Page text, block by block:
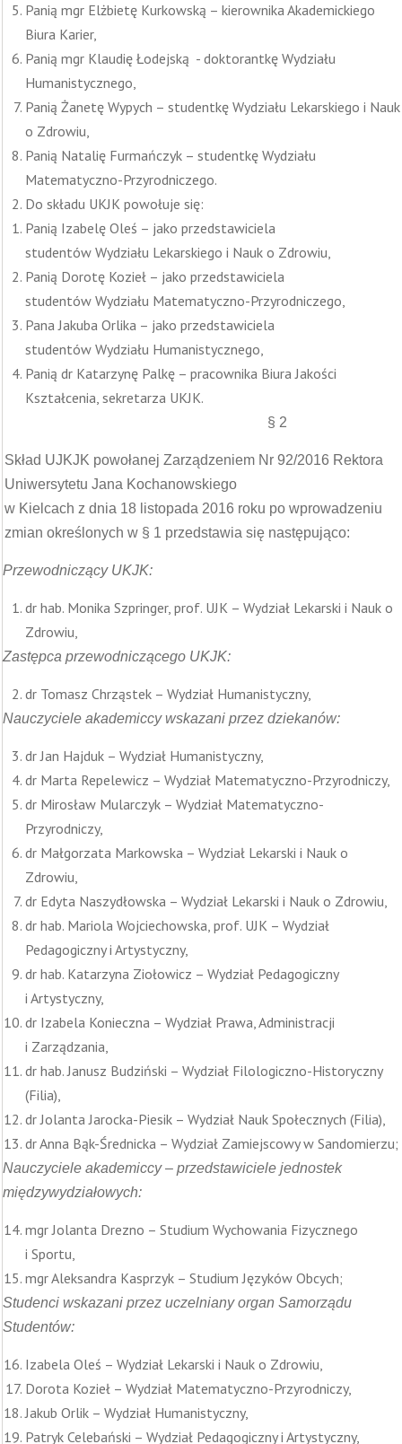
Panią mgr Elżbietę Kurkowską – kierownika Akademickiego
Biura Karier,
Panią mgr Klaudię Łodejską - doktorantkę Wydziału
Humanistycznego,
Panią Żanetę Wypych – studentkę Wydziału Lekarskiego i Nauk
o Zdrowiu,
Panią Natalię Furmańczyk – studentkę Wydziału
Matematyczno-Przyrodniczego.
Do składu UKJK powołuje się:
Panią Izabelę Oleś – jako przedstawiciela
studentów Wydziału Lekarskiego i Nauk o Zdrowiu,
Panią Dorotę Kozieł – jako przedstawiciela
studentów Wydziału Matematyczno-Przyrodniczego,
Pana Jakuba Orlika – jako przedstawiciela
studentów Wydziału Humanistycznego,
Panią dr Katarzynę Palkę – pracownika Biura Jakości
Kształcenia, sekretarza UKJK.
§ 2
Skład UJKJK powołanej Zarządzeniem Nr 92/2016 Rektora
Uniwersytetu Jana Kochanowskiego
w Kielcach z dnia 18 listopada 2016 roku po wprowadzeniu
zmian określonych w § 1 przedstawia się następująco:
Przewodniczący UKJK:
dr hab. Monika Szpringer, prof. UJK – Wydział Lekarski i Nauk o
Zdrowiu,
Zastępca przewodniczącego UKJK:
dr Tomasz Chrząstek – Wydział Humanistyczny,
Nauczyciele akademiccy wskazani przez dziekanów:
dr Jan Hajduk – Wydział Humanistyczny,
dr Marta Repelewicz – Wydział Matematyczno-Przyrodniczy,
dr Mirosław Mularczyk – Wydział Matematyczno-
Przyrodniczy,
dr Małgorzata Markowska – Wydział Lekarski i Nauk o
Zdrowiu,
dr Edyta Naszydłowska – Wydział Lekarski i Nauk o Zdrowiu,
dr hab. Mariola Wojciechowska, prof. UJK – Wydział
Pedagogiczny i Artystyczny,
dr hab. Katarzyna Ziołowicz – Wydział Pedagogiczny
i Artystyczny,
dr Izabela Konieczna – Wydział Prawa, Administracji
i Zarządzania,
dr hab. Janusz Budziński – Wydział Filologiczno-Historyczny
(Filia),
dr Jolanta Jarocka-Piesik – Wydział Nauk Społecznych (Filia),
dr Anna Bąk-Średnicka – Wydział Zamiejscowy w Sandomierzu;
Nauczyciele akademiccy – przedstawiciele jednostek
międzywydziałowych:
mgr Jolanta Drezno – Studium Wychowania Fizycznego
i Sportu,
mgr Aleksandra Kasprzyk – Studium Języków Obcych;
Studenci wskazani przez uczelniany organ Samorządu
Studentów:
Izabela Oleś – Wydział Lekarski i Nauk o Zdrowiu,
Dorota Kozieł – Wydział Matematyczno-Przyrodniczy,
Jakub Orlik – Wydział Humanistyczny,
Patryk Celebański – Wydział Pedagogiczny i Artystyczny,